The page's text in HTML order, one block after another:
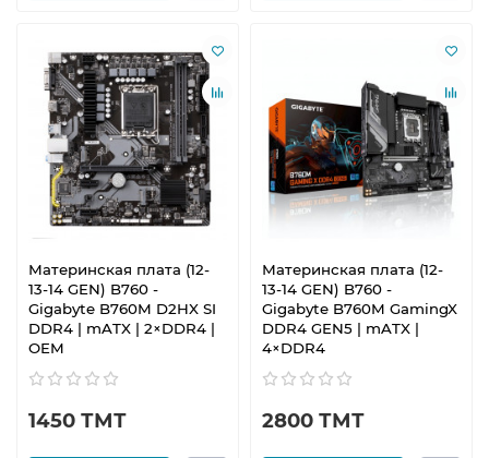
Материнская плата (12-
13-14 GEN) B760 -
Gigabyte B760M D2HX SI
DDR4 | mATX | 2×DDR4 |
OEM
1450 ТМТ
Материнская плата (12-
13-14 GEN) B760 -
Gigabyte B760M GamingX
DDR4 GEN5 | mATX |
4×DDR4
2800 ТМТ